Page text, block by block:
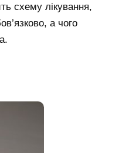
схему лікування,
а чого